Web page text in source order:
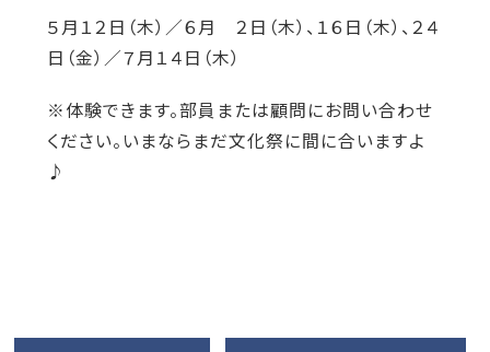
５月１２日（木）／６月 ２日（木）、１６日（木）、２４
日（金）／７月１４日（木）
※体験できます。部員または顧問にお問い合わせ
ください。いまならまだ文化祭に間に合いますよ
♪